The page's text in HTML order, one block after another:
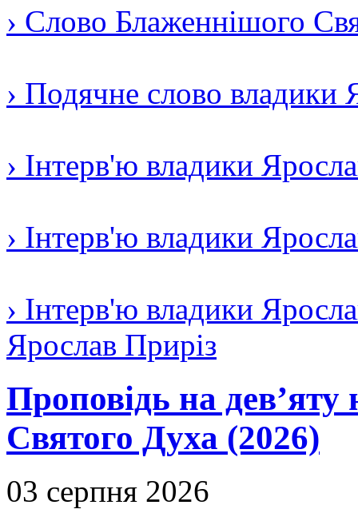
› Слово Блаженнішого
› Подячне слово владики
› Інтерв'ю владики
› Інтерв'ю владики
› Інтерв'ю владики
Ярослав Приріз
Проповідь на дев’яту
Святого Духа (2026)
03 серпня 2026